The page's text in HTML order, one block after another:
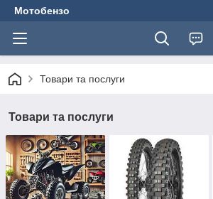
Мотобензо
Товари та послуги
Товари та послуги